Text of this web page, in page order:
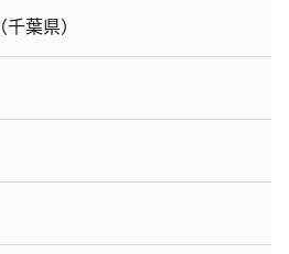
葉県）